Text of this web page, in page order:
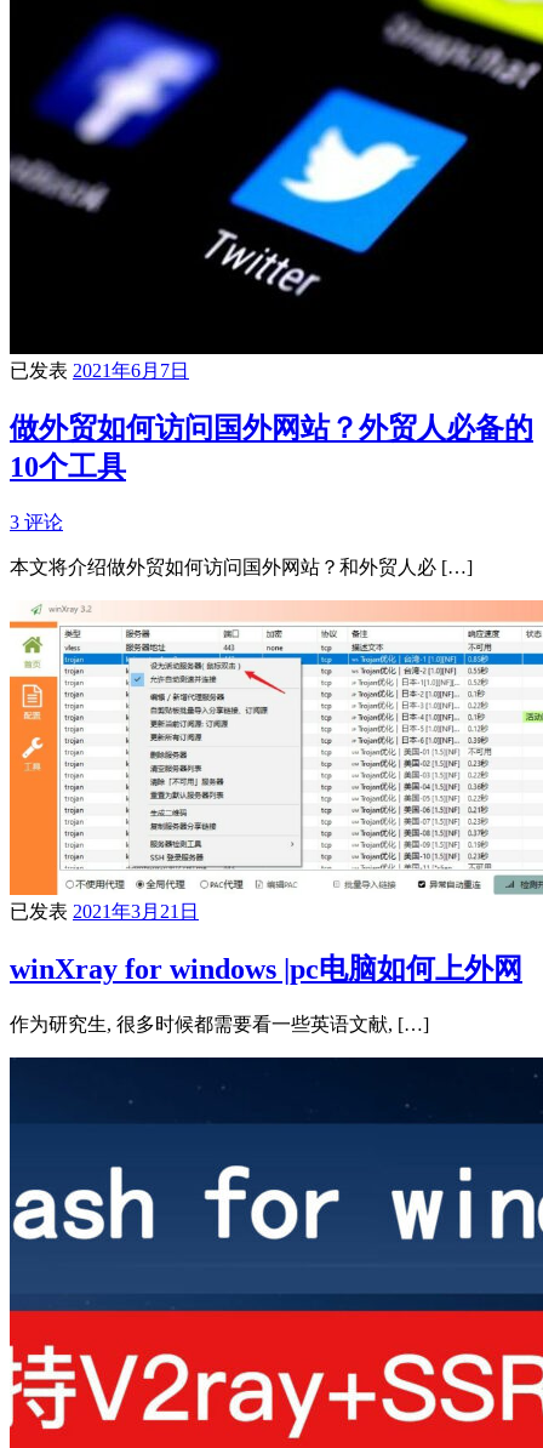
已发表 2021年6月7日
做外贸如何访问国外网站？外贸人必备的
10个工具
3 评论
本文将介绍做外贸如何访问国外网站？和外贸人必 […]
已发表 2021年3月21日
winXray for windows |pc电脑如何上外网
作为研究生, 很多时候都需要看一些英语文献, […]